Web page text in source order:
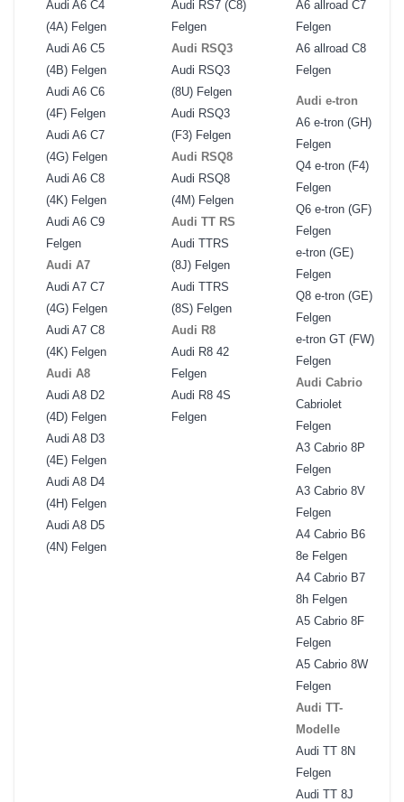
Audi A6 C4
(4A) Felgen
Audi A6 C5
(4B) Felgen
Audi A6 C6
(4F) Felgen
Audi A6 C7
(4G) Felgen
Audi A6 C8
(4K) Felgen
Audi A6 C9
Felgen
Audi A7
Audi A7 C7
(4G) Felgen
Audi A7 C8
(4K) Felgen
Audi A8
Audi A8 D2
(4D) Felgen
Audi A8 D3
(4E) Felgen
Audi A8 D4
(4H) Felgen
Audi A8 D5
(4N) Felgen
Audi RS7 (C8)
Felgen
Audi RSQ3
Audi RSQ3
(8U) Felgen
Audi RSQ3
(F3) Felgen
Audi RSQ8
Audi RSQ8
(4M) Felgen
Audi TT RS
Audi TTRS
(8J) Felgen
Audi TTRS
(8S) Felgen
Audi R8
Audi R8 42
Felgen
Audi R8 4S
Felgen
A6 allroad C7
Felgen
A6 allroad C8
Felgen
Audi e-tron
A6 e-tron (GH)
Felgen
Q4 e-tron (F4)
Felgen
Q6 e-tron (GF)
Felgen
e-tron (GE)
Felgen
Q8 e-tron (GE)
Felgen
e-tron GT (FW)
Felgen
Audi Cabrio
Cabriolet
Felgen
A3 Cabrio 8P
Felgen
A3 Cabrio 8V
Felgen
A4 Cabrio B6
8e Felgen
A4 Cabrio B7
8h Felgen
A5 Cabrio 8F
Felgen
A5 Cabrio 8W
Felgen
Audi TT-
Modelle
Audi TT 8N
Felgen
Audi TT 8J